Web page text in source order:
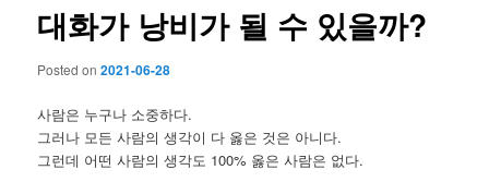
대화가 낭비가 될 수 있을까?
Posted on2021-06-28
사람은 누구나 소중하다.
그러나 모든 사람의 생각이 다 옳은 것은 아니다.
그런데 어떤 사람의 생각도 100% 옳은 사람은 없다.